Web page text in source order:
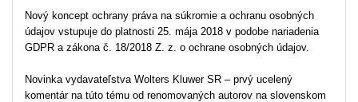
Nový koncept ochrany práva na súkromie a ochranu osobných
údajov vstupuje do platnosti 25. mája 2018 v podobe nariadenia
GDPR a zákona č. 18/2018 Z. z. o ochrane osobných údajov.
Novinka vydavateľstva Wolters Kluwer SR – prvý ucelený
komentár na túto tému od renomovaných autorov na slovenskom